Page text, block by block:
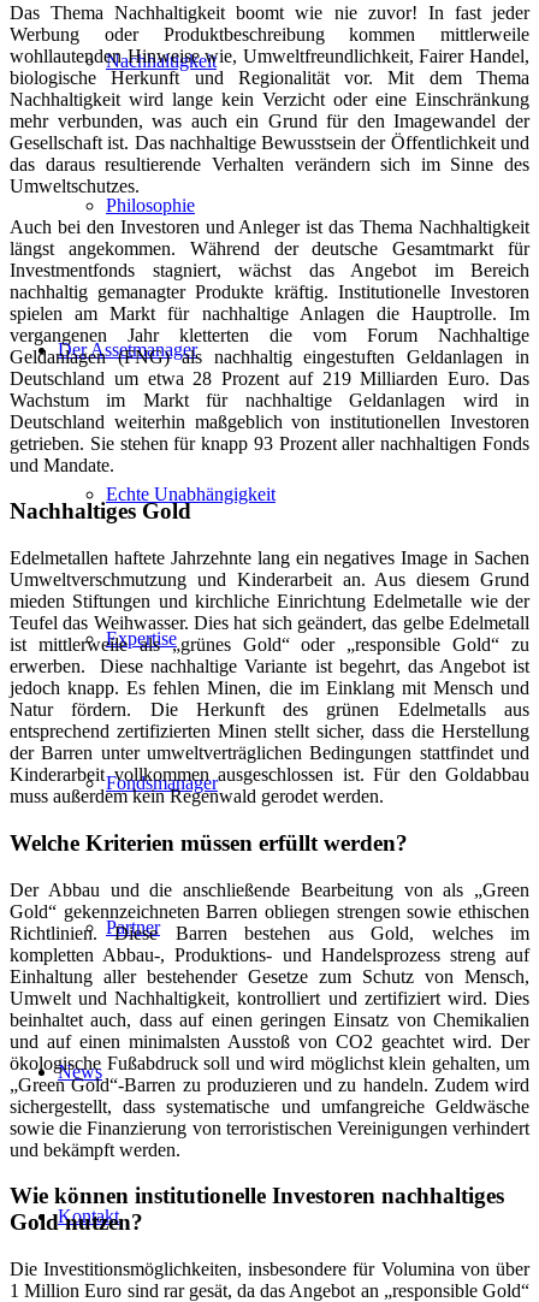
Nachhaltigkeit
Philosophie
Der Assetmanager
Echte Unabhängigkeit
Expertise
Fondsmanager
Partner
News
Kontakt
Das Thema Nachhaltigkeit boomt wie nie zuvor! In fast jeder
Werbung oder Produktbeschreibung kommen mittlerweile
wohllautenden Hinweise wie, Umweltfreundlichkeit, Fairer Handel,
biologische Herkunft und Regionalität vor. Mit dem Thema
Nachhaltigkeit wird lange kein Verzicht oder eine Einschränkung
mehr verbunden, was auch ein Grund für den Imagewandel der
Gesellschaft ist. Das nachhaltige Bewusstsein der Öffentlichkeit und
das daraus resultierende Verhalten verändern sich im Sinne des
Umweltschutzes.
Auch bei den Investoren und Anleger ist das Thema Nachhaltigkeit
längst angekommen. Während der deutsche Gesamtmarkt für
Investmentfonds stagniert, wächst das Angebot im Bereich
nachhaltig gemanagter Produkte kräftig. Institutionelle Investoren
spielen am Markt für nachhaltige Anlagen die Hauptrolle. Im
vergangenen Jahr kletterten die vom Forum Nachhaltige
Geldanlagen (FNG) als nachhaltig eingestuften Geldanlagen in
Deutschland um etwa 28 Prozent auf 219 Milliarden Euro. Das
Wachstum im Markt für nachhaltige Geldanlagen wird in
Deutschland weiterhin maßgeblich von institutionellen Investoren
getrieben. Sie stehen für knapp 93 Prozent aller nachhaltigen Fonds
und Mandate.
Nachhaltiges Gold
Edelmetallen haftete Jahrzehnte lang ein negatives Image in Sachen
Umweltverschmutzung und Kinderarbeit an. Aus diesem Grund
mieden Stiftungen und kirchliche Einrichtung Edelmetalle wie der
Teufel das Weihwasser. Dies hat sich geändert, das gelbe Edelmetall
ist mittlerweile als „grünes Gold“ oder „responsible Gold“ zu
erwerben. Diese nachhaltige Variante ist begehrt, das Angebot ist
jedoch knapp. Es fehlen Minen, die im Einklang mit Mensch und
Natur fördern. Die Herkunft des grünen Edelmetalls aus
entsprechend zertifizierten Minen stellt sicher, dass die Herstellung
der Barren unter umweltverträglichen Bedingungen stattfindet und
Kinderarbeit vollkommen ausgeschlossen ist. Für den Goldabbau
muss außerdem kein Regenwald gerodet werden.
Welche Kriterien müssen erfüllt werden?
Der Abbau und die anschließende Bearbeitung von als „Green
Gold“ gekennzeichneten Barren obliegen strengen sowie ethischen
Richtlinien. Diese Barren bestehen aus Gold, welches im
kompletten Abbau-, Produktions- und Handelsprozess streng auf
Einhaltung aller bestehender Gesetze zum Schutz von Mensch,
Umwelt und Nachhaltigkeit, kontrolliert und zertifiziert wird. Dies
beinhaltet auch, dass auf einen geringen Einsatz von Chemikalien
und auf einen minimalsten Ausstoß von CO2 geachtet wird. Der
ökologische Fußabdruck soll und wird möglichst klein gehalten, um
„Green Gold“-Barren zu produzieren und zu handeln. Zudem wird
sichergestellt, dass systematische und umfangreiche Geldwäsche
sowie die Finanzierung von terroristischen Vereinigungen verhindert
und bekämpft werden.
Wie können institutionelle Investoren nachhaltiges
Gold nutzen?
Die Investitionsmöglichkeiten, insbesondere für Volumina von über
1 Million Euro sind rar gesät, da das Angebot an „responsible Gold“